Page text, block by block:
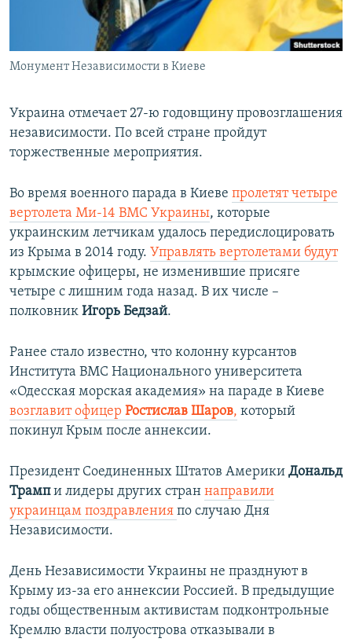
ПОБЕДИТЕЛЕЙ НЕ СУДЯТ?
КРЫМ.НЕПОКОРЕННЫЙ
ELIFBE
ПРИСОЕДИНЯЙТЕСЬ!
Все сайты RFE/RL
Монумент Независимости в Киеве
Украина отмечает 27-ю годовщину провозглашения
независимости. По всей стране пройдут
торжественные мероприятия.
Во время военного парада в Киеве пролетят четыре
вертолета Ми-14 ВМС Украины, которые
украинским летчикам удалось передислоцировать
из Крыма в 2014 году. Управлять вертолетами будут
крымские офицеры, не изменившие присяге
четыре с лишним года назад. В их числе –
полковник Игорь Бедзай.
Ранее стало известно, что колонну курсантов
Института ВМС Национального университета
«Одесская морская академия» на параде в Киеве
возглавит офицер Ростислав Шаров, который
покинул Крым после аннексии.
Президент Соединенных Штатов Америки Дональд
Трампи лидеры других стран направили
украинцам поздравления по случаю Дня
Независимости.
День Независимости Украины не празднуют в
Крыму из-за его аннексии Россией. В предыдущие
годы общественным активистам подконтрольные
Кремлю власти полуострова отказывали в